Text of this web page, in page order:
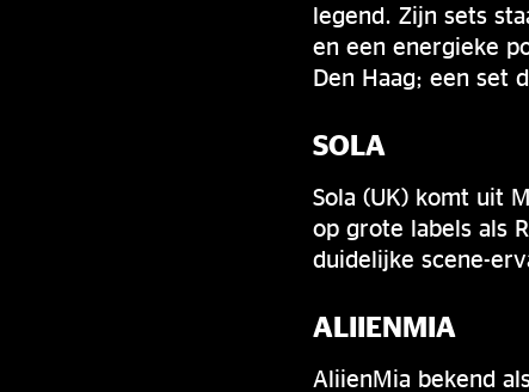
legend. Zijn sets
en een energieke
Den Haag; een set
SOLA
Sola (UK) komt uit
op grote labels als
duidelijke scene-
ALIIENMIA
AliienMia bekend